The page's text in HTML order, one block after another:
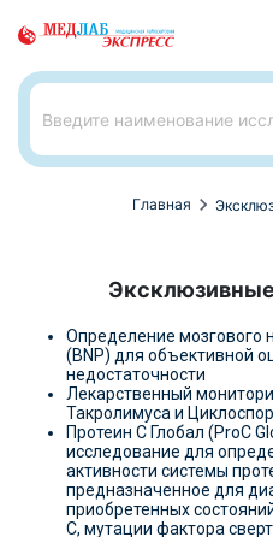
Главная chevron_right
Определение мозгового
(BNP) для объективной
недостаточности
Лекарственный
Такролимуса и
Протеин С Глобал (ProC
исследование для
активности системы
предназначенное для
приобретенных
C, мутации фактора